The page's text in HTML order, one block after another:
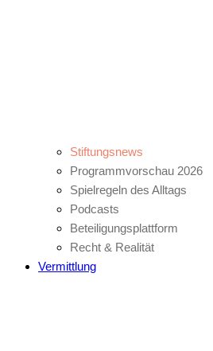
Stiftungsnews
Programmvorschau 2026
Spielregeln des Alltags
Podcasts
Beteiligungsplattform
Recht & Realität
Vermittlung